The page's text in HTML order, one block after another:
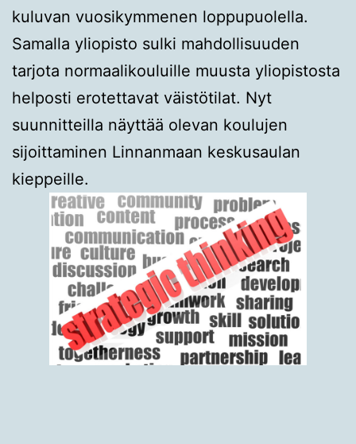
kuluvan vuosikymmenen loppupuolella.
Samalla yliopisto sulki mahdollisuuden
tarjota normaalikouluille muusta yliopistosta
helposti erotettavat väistötilat. Nyt
suunnitteilla näyttää olevan koulujen
sijoittaminen Linnanmaan keskusaulan
kieppeille.